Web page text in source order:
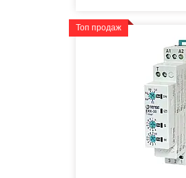
Топ продаж